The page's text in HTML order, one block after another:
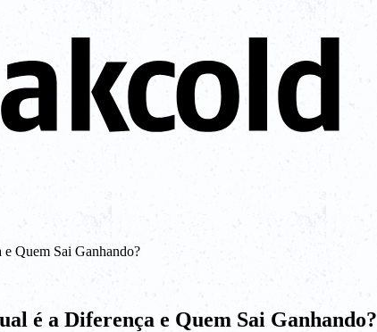
Quem Sai Ganhando?
é a Diferença e Quem Sai Ganhando?